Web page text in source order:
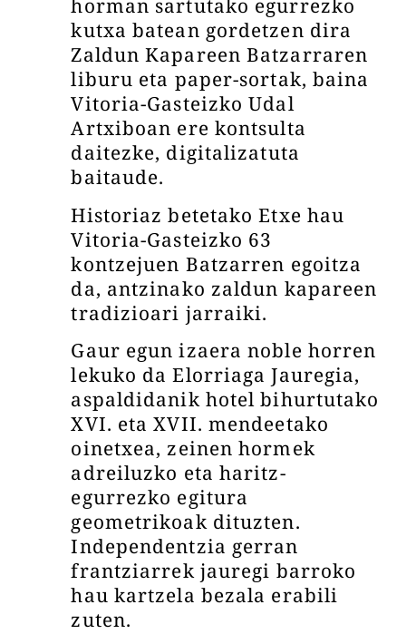
horman sartutako egurrezko
kutxa batean gordetzen dira
Zaldun Kapareen Batzarraren
liburu eta paper-sortak, baina
Vitoria-Gasteizko Udal
Artxiboan ere kontsulta
daitezke, digitalizatuta
baitaude.
Historiaz betetako Etxe hau
Vitoria-Gasteizko 63
kontzejuen Batzarren egoitza
da, antzinako zaldun kapareen
tradizioari jarraiki.
Gaur egun izaera noble horren
lekuko da Elorriaga Jauregia,
aspaldidanik hotel bihurtutako
XVI. eta XVII. mendeetako
oinetxea, zeinen hormek
adreiluzko eta haritz-
egurrezko egitura
geometrikoak dituzten.
Independentzia gerran
frantziarrek jauregi barroko
hau kartzela bezala erabili
zuten.